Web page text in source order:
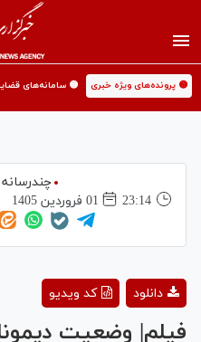
🟡 پرونده‌های ویژه خبری 🟡 سامانه‌های
چندرسانه
23:14
01 فروردين 1405
کد ویدیو دانلود
فیلم| وضعیت